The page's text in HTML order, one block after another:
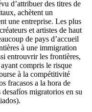
d’attribuer des titres de
achètent un
une entreprise. Les plus
et artistes de haut
de pays d’accueil
à une immigration
entrouvrir les frontières,
compris le risque
à la compétitivité
fracasos a la hora de
migratorios en su